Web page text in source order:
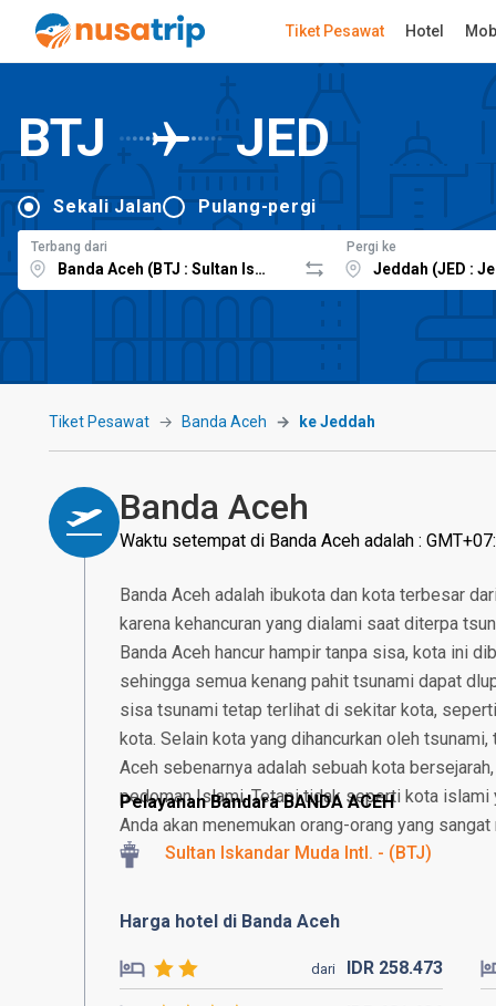
Tiket Pesawat Hotel
BTJ JED
Sekali Jalan Pulang-pergi
Terbang dari Pergi ke
Tiket Pesawat Banda Aceh ke Jeddah
Banda Aceh
Waktu setempat di Banda Aceh adalah :
Banda Aceh adalah ibukota dan kota terbesar
karena kehancuran yang dialami saat diterpa
Banda Aceh hancur hampir tanpa sisa, kota ini
sehingga semua kenang pahit tsunami dapat
sisa tsunami tetap terlihat di sekitar kota,
kota. Selain kota yang dihancurkan oleh
Aceh sebenarnya adalah sebuah kota
pedoman Islami. Tetapi tidak seperti kota islami
Anda akan menemukan orang-orang yang sangat
Pelayanan Bandara BANDA ACEH
Sultan Iskandar Muda Intl. - (BTJ)
Harga hotel di Banda Aceh
dari IDR 258.473